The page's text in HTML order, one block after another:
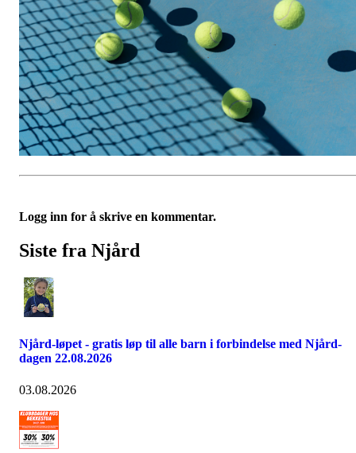
Logg inn for å skrive en kommentar.
Siste fra Njård
Njård-løpet - gratis løp til alle barn i forbindelse med Njård-
dagen 22.08.2026
03.08.2026